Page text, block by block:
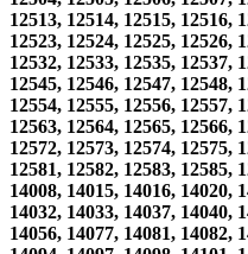
12513, 12514, 12515, 12516,
12523, 12524, 12525, 12526,
12532, 12533, 12535, 12537,
12545, 12546, 12547, 12548,
12554, 12555, 12556, 12557,
12563, 12564, 12565, 12566,
12572, 12573, 12574, 12575,
12581, 12582, 12583, 12585,
14008, 14015, 14016, 14020,
14032, 14033, 14037, 14040,
14056, 14077, 14081, 14082,